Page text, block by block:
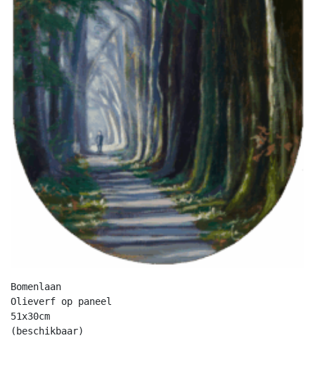
Bomenlaan
Olieverf op paneel
51x30cm
(beschikbaar)